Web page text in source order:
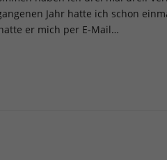
Jahr hatte ich schon
er mich per E-Mail…
anzeigen lassen und so nur
Speichern